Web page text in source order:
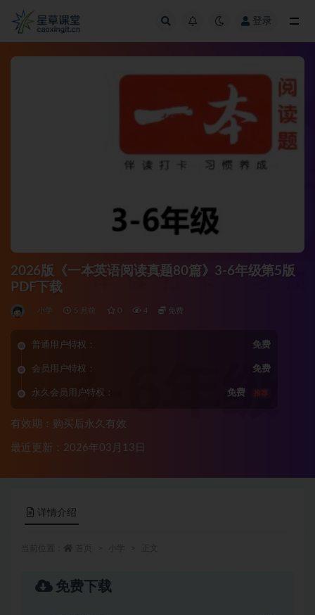
登录
2026版《一本英语阅读真题80篇》3-6年级第5版
PDF下载
小学 5 月前 0 4 免费
普通用户特权： 免费
会员用户特权： 免费
永久会员用户特权： 免费 推荐
有效期：购买后永久有效
最近更新：2026年03月13日
详情介绍
免费下载